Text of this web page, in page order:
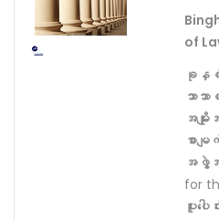
ကော်
of
ခုနှစ်:
ဘာသာ
အမျိုး
စာမ
အဖွဲ့
for